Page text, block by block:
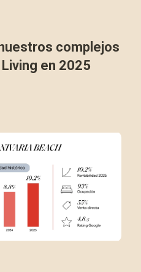
complejos
en 2025